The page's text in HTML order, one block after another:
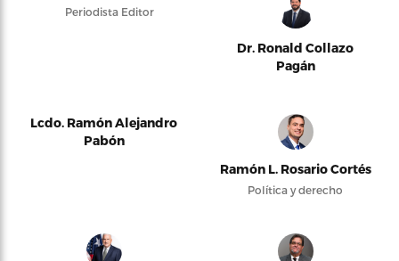
Periodista Editor
Dr. Ronald Collazo
Pagán
Lcdo. Ramón Alejandro
Pabón
Ramón L. Rosario Cortés
Política y derecho